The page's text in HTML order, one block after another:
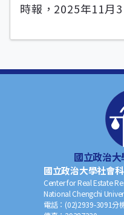
時報，2025年11月3
國立政治
國立政治大學社會
Center for Real Estate
National Chengchi
電話： (02)2939-3091分